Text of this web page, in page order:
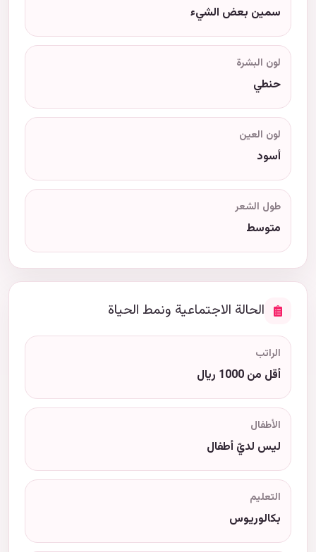
سمين بعض الشيء
لون البشرة
حنطي
لون العين
أسود
طول الشعر
متوسط
الحالة الاجتماعية ونمط الحياة
الراتب
أقل من 1000 ريال
الأطفال
ليس لديّ أطفال
التعليم
بكالوريوس